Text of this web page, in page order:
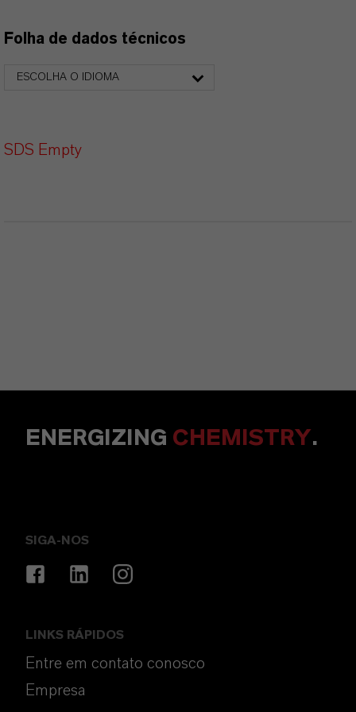
Folha de dados técnicos
ESCOLHA O IDIOMA
SDS Empty
ENERGIZING CHEMISTRY.
SIGA-NOS
LINKS RÁPIDOS
Entre em contato conosco
Empresa